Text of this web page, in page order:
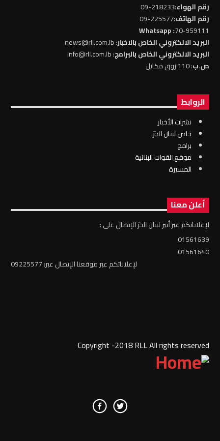
رقم الهواء:218233-09
رقم الهاتف:225577-09
70-959111
: Whatsapp
البريد الالكتروني الخاص بالاخبار: news@rll.com.lb
البريد الالكتروني الخاص بالبرامج: info@rll.com.lb
ص.ب: 110 زوق مكايل
الروابط
نشرات الأخبار
خاص لبنان الحرّ
برامج
موقع القوات البنانية
المسيرة
أعلن معنا
لإعلاناتكم عبر أثير لبنان الحرّ الإتصال على :
01561639
01561640
لإعلاناتكم عبر موقعنا الإتصال عبر: 09225577
Copyright -2018 RLL All rights reserved